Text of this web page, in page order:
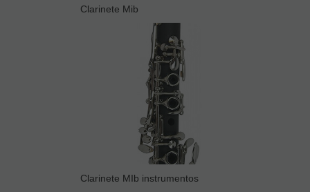
Clarinete Mib
Clarinete MIb instrumentos